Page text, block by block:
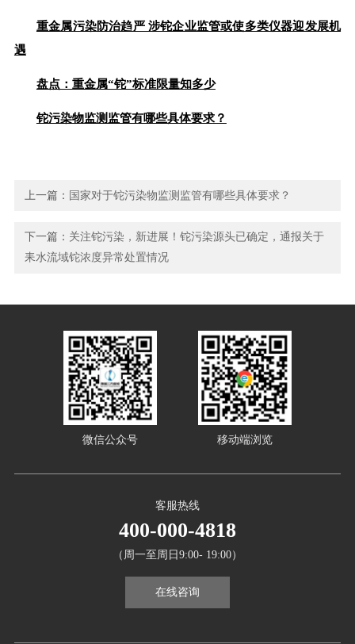
重金属污染防治趋严 涉铊企业监管或使多类仪器迎发展机
遇
盘点：重金属“铊”标准限量知多少
铊污染物监测监管有哪些具体要求？
上一篇： 国家对于铊污染物监测监管有哪些具体要求？
下一篇： 关注铊污染，新进展！铊污染源头已确定，通报关于
耒水流域铊浓度异常处置情况
客服热线
400-000-4818
（周一至周日9:00- 19:00）
在线咨询
微信公众号 移动端浏览